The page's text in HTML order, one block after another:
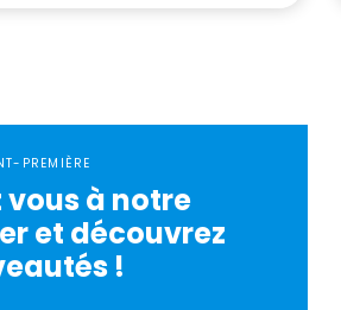
PREMIÈRE
vous à notre
et découvrez
!